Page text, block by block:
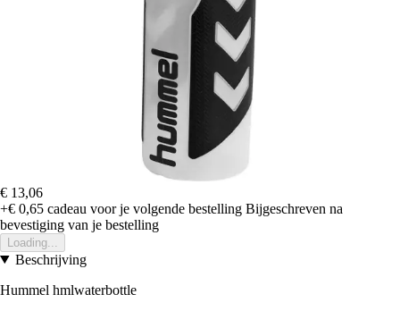
€ 13,06
+€ 0,65 cadeau voor je volgende bestelling Bijgeschreven na
bevestiging van je bestelling
Loading...
Beschrijving
Hummel hmlwaterbottle